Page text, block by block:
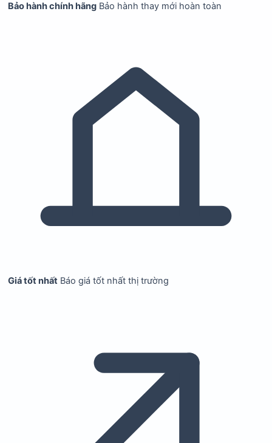
Bảo hành chính hãng Bảo hành thay mới hoàn toàn
Giá tốt nhất Báo giá tốt nhất thị trường